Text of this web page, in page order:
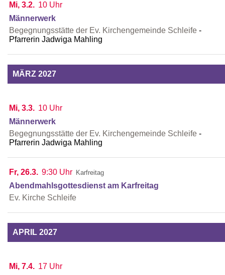
Mi, 3.2. 10 Uhr
Männerwerk
Begegnungsstätte der Ev. Kirchengemeinde Schleife
Pfarrerin Jadwiga Mahling
MÄRZ 2027
Mi, 3.3. 10 Uhr
Männerwerk
Begegnungsstätte der Ev. Kirchengemeinde Schleife
Pfarrerin Jadwiga Mahling
Fr, 26.3. 9:30 Uhr Karfreitag
Abendmahlsgottesdienst am Karfreitag
Ev. Kirche Schleife
APRIL 2027
Mi, 7.4. 17 Uhr